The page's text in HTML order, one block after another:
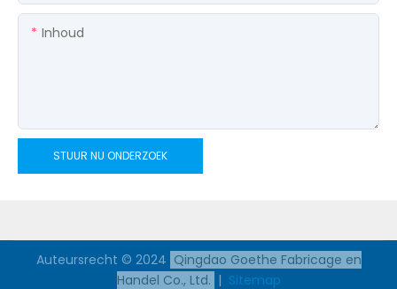
Inhoud
STUUR NU ONDERZOEK
Auteursrecht © 2024 Qingdao Goethe Fabricage en
Handel Co., Ltd. | Sitemap